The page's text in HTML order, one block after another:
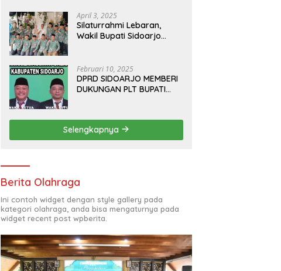
April 3, 2025
Silaturrahmi Lebaran,
Wakil Bupati Sidoarjo
Februari 10, 2025
DPRD SIDOARJO MEMBERI
DUKUNGAN PLT BUPATI
OUTDOOR LEARNING
(ODL) TK, PAUD, SD,
SMP/MTS KELUAR KOTA
Selengkapnya
Berita Olahraga
Ini contoh widget dengan style gallery pada
kategori olahraga, anda bisa mengaturnya pada
widget recent post wpberita.